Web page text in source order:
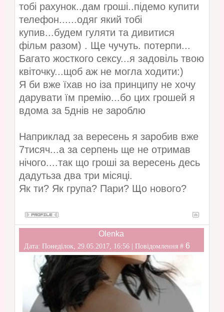
тобі рахунок..дам гроші..підемо купити
телефон......одяг який тобі
купив...будем гуляти та дивитися
фільм разом) . Ще чучуть. потерпи...
Багато жосткого сексу...я задовіль твою
квіточку...щоб аж не могла ходити:)
Я би вже їхав но іза принципу не хочу
дарувати їм премію...бо цих грошей я
вдома за 5днів не зароблю
Наприклад за вересень я заробив вже
7тисяч...а за серпень ще не отримав
нічого....так що гроші за вересень десь
дадутьза два три місяці.
Як ти? Як група? Пари? Що нового?
Olenka
Дата: Понеділок, 29.05.2017, 16:56 | Повідомлення # 6